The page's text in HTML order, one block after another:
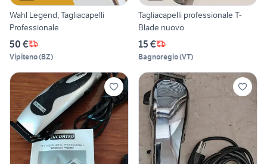
Wahl Legend, Tagliacapelli
Professionale
50 €
Vipiteno(BZ)
Tagliacapelli professionale T-
Blade nuovo
15 €
Bagnoregio(VT)